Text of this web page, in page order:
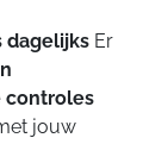
dagelijks Er
controles
jouw